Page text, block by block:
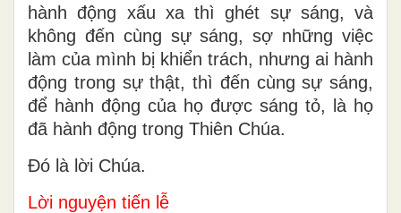
hành động xấu xa thì ghét sự sáng, và
không đến cùng sự sáng, sợ những việc
làm của mình bị khiển trách, nhưng ai hành
động trong sự thật, thì đến cùng sự sáng,
để hành động của họ được sáng tỏ, là họ
đã hành động trong Thiên Chúa.
Ðó là lời Chúa.
Lời nguyện tiến lễ